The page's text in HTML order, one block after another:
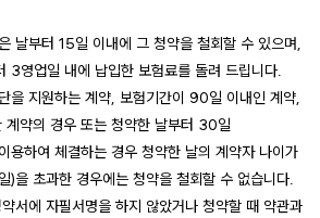
날부터 15일 이내에 그 청약을 철회할 수 있으며,
3영업일 내에 납입한 보험료를 돌려 드립니다.
을 지원하는 계약, 보험기간이 90일 이내인 계약,
계약의 경우 또는 청약한 날부터 30일
용하여 체결하는 경우 청약한 날의 계약자 나이가
을 초과한 경우에는 청약을 철회할 수 없습니다.
서에 자필서명을 하지 않았거나 청약할 때 약관과